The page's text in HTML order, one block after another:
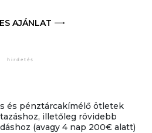
AJÁNLAT
és pénztárcakímélő ötletek
illetőleg rövidebb
(avagy 4 nap 200€ alatt)